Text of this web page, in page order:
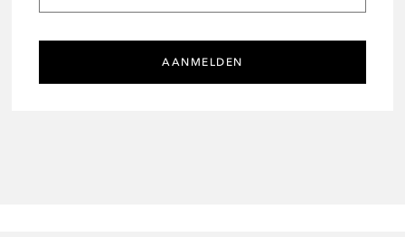
AANMELDEN